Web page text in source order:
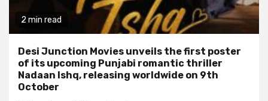
2 min read
Desi Junction Movies unveils the first poster
of its upcoming Punjabi romantic thriller
Nadaan Ishq, releasing worldwide on 9th
October